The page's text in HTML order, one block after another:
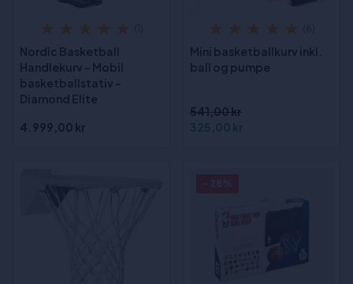
Nordic Basketball
Handlekurv – Mobil
basketballstativ –
Diamond Elite
4.999,00 kr
Mini basketballkurv inkl.
ball og pumpe
541,00 kr
325,00 kr